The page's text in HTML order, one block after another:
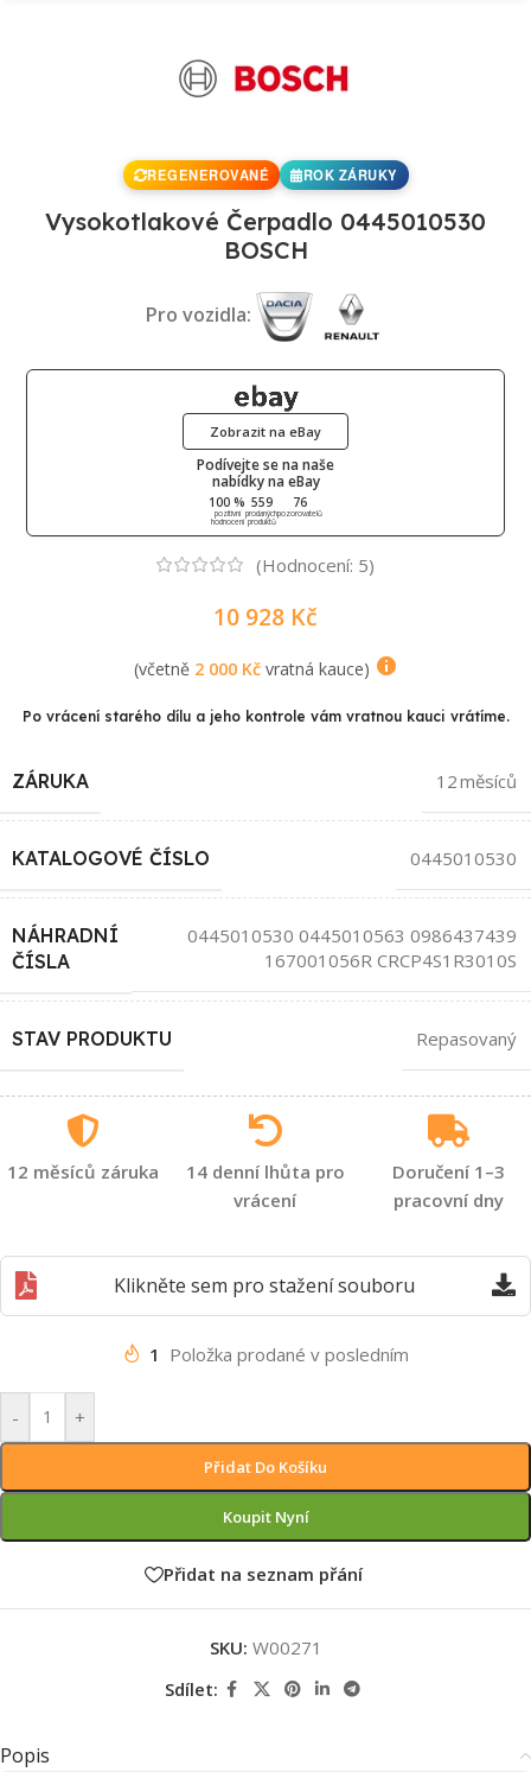
REGENEROVANÉ ROK ZÁRUKY
Vysokotlakové Čerpadlo 0445010530
BOSCH
Pro vozidla:
Podívejte se na naše
nabídky na eBay
100 %
pozitivní
hodnocení
559
prodaných
produktů
76
pozorovatelů
Zobrazit na eBay
(Hodnocení: 5)
10 928 Kč
(včetně 2 000 Kčvratná kauce)
Po vrácení starého dílu a jeho kontrole vám vratnou kauci vrátíme.
ZÁRUKA 12 měsíců
KATALOGOVÉ ČÍSLO 0445010530
NÁHRADNÍ
ČÍSLA
0445010530 0445010563 0986437439
167001056R CRCP4S1R3010S
STAV PRODUKTU Repasovaný
12 měsíců záruka
14 denní lhůta pro
vrácení
Doručení 1–3
pracovní dny
Klikněte sem pro stažení souboru
1 Položka prodané v posledním
- +
Přidat Do Košíku
Koupit Nyní
Přidat na seznam přání
SKU: W00271
Sdílet:
Popis